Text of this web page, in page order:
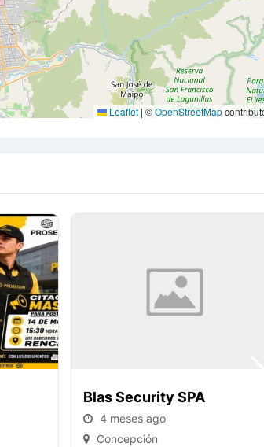
Leaflet | ©OpenStreetMap
Blas Security SPA
4 meses ago
Concepción